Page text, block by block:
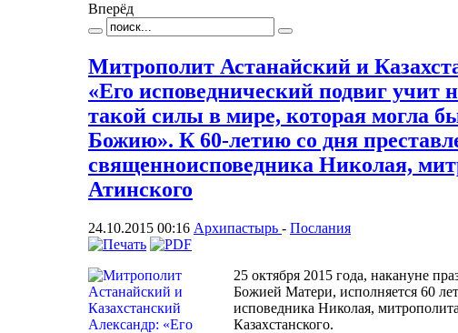
Вперёд
Митрополит Астанайский и
«Его исповеднический подвиг учит
такой силы в мире, которая могла
Божию». К 60-летию со дня
священноисповедника Николая,
Атинского
24.10.2015 00:16 Архипастырь - Послания
25 октября 2015 года, накануне
Божией Матери, исполняется 60
исповедника Николая,
Казахстанского.